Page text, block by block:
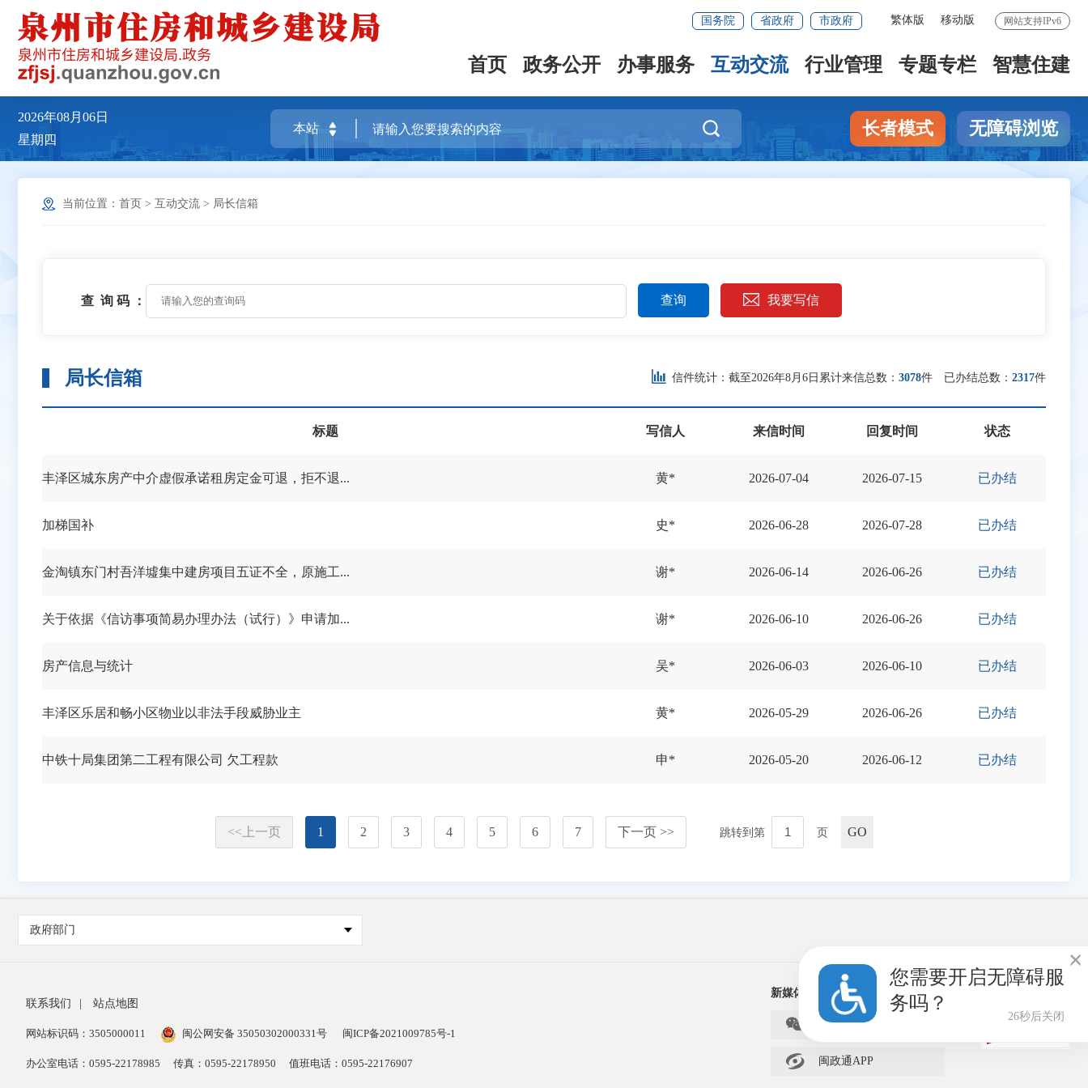
网站支持IPv6
繁体版 移动版
国务院 省政府 市政府
首页 政务公开 办事服务 互动交流 行业管理 专题专栏 智慧住建
2026年08月06日
星期四
 长者模式 无障碍浏览
当前位置： 首页 > 互动交流 > 局长信箱
查 询 码 ： 查询 我要写信
局长信箱 信件统计： 截至2026年8月6日累计来信总数： 3078件 已办结总数： 2317件
标题 写信人 来信时间 回复时间 状态
丰泽区城东房产中介虚假承诺租房定金可退，拒不退... 黄* 2026-07-04 2026-07-15 已办结
加梯国补 史* 2026-06-28 2026-07-28 已办结
金淘镇东门村吾洋墟集中建房项目五证不全，原施工... 谢* 2026-06-14 2026-06-26 已办结
关于依据《信访事项简易办理办法（试行）》申请加... 谢* 2026-06-10 2026-06-26 已办结
房产信息与统计 吴* 2026-06-03 2026-06-10 已办结
丰泽区乐居和畅小区物业以非法手段威胁业主 黄* 2026-05-29 2026-06-26 已办结
中铁十局集团第二工程有限公司 欠工程款 申* 2026-05-20 2026-06-12 已办结
<<上一页 1 2 3 4 5 6 7 下一页 >> 跳转到第 页 GO
政府部门
联系我们 站点地图
网站标识码：3505000011 闽公网安备 35050302000331号 闽ICP备2021009785号-1
办公室电话：0595-22178985 传真：0595-22178950 值班电话：0595-22176907
新媒体矩阵
泉州住建
 闽政通APP
您需要开启无障碍服
务吗？
26秒后关闭
